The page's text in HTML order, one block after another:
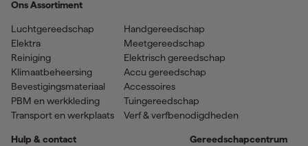
Ons Assortiment
Luchtgereedschap
Elektra
Reiniging
Klimaatbeheersing
Bevestigingsmateriaal
PBM en werkkleding
Transport en werkplaats
Handgereedschap
Meetgereedschap
Elektrisch gereedschap
Accu gereedschap
Accessoires
Tuingereedschap
Verf & verfbenodigdheden
Hulp & contact Gereedschapcentrum